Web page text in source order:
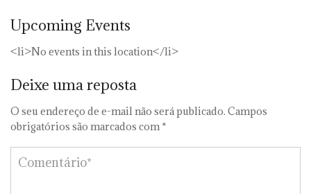
Upcoming Events
<li>No events in this location</li>
Deixe uma reposta
O seu endereço de e-mail não será publicado. Campos
obrigatórios são marcados com*